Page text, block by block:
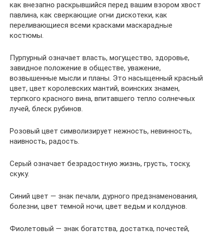
как внезапно раскрывшийся перед вашим взором хвост
павлина, как сверкающие огни дискотеки, как
переливающиеся всеми красками маскарадные
костюмы.
Пурпурный означает власть, могущество, здоровье,
завидное положение в обществе, уважение,
возвышенные мысли и планы. Это насыщенный красный
цвет, цвет королевских мантий, воинских знамен,
терпкого красного вина, впитавшего тепло солнечных
лучей, блеск рубинов.
Розовый цвет символизирует нежность, невинность,
наивность, радость.
Серый означает безрадостную жизнь, грусть, тоску,
скуку.
Синий цвет — знак печали, дурного предзнаменования,
болезни, цвет темной ночи, цвет ведьм и колдунов.
Фиолетовый — знак богатства, достатка, почестей,